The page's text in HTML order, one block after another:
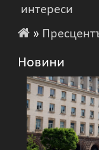
интереси
»
Новини